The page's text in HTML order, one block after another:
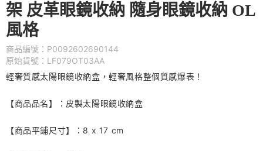
架 皮革眼鏡收納 隨身眼鏡收納 OL
風格
商品編號：P0092602690144
原始貨號：LF079OT03AA
輕奢質感太陽眼鏡收納盒，輕奢風格整個質感爆表！
【商品品名】：皮製太陽眼鏡收納盒
【商品平鋪尺寸】：8 x 17 cm